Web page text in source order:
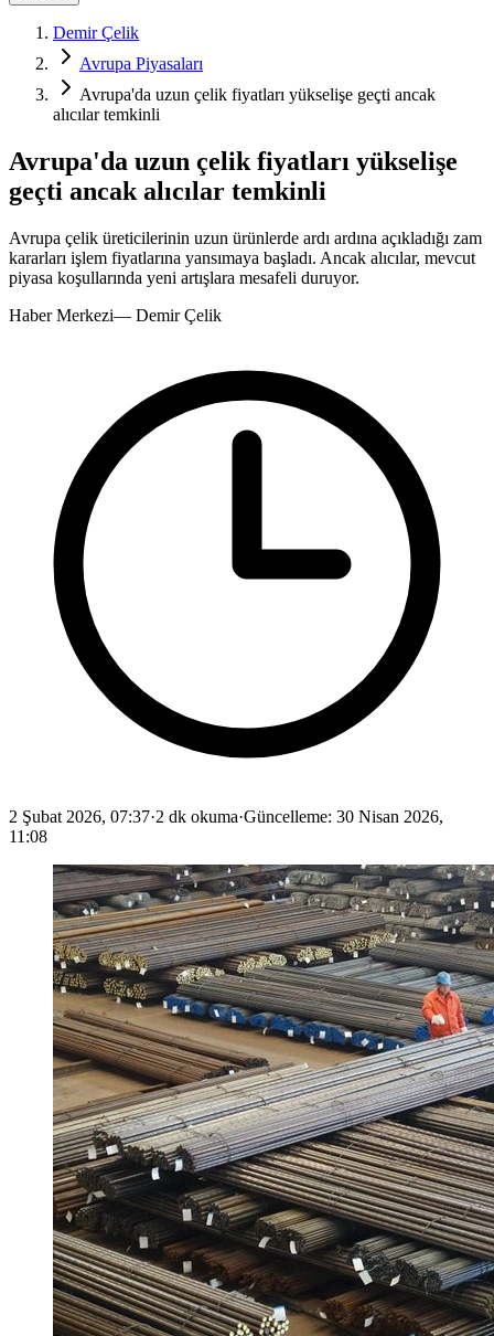
Demir Çelik
Avrupa Piyasaları
Avrupa'da uzun çelik fiyatları yükselişe geçti ancak
alıcılar temkinli
Avrupa'da uzun çelik fiyatları yükselişe
geçti ancak alıcılar temkinli
Avrupa çelik üreticilerinin uzun ürünlerde ardı ardına açıkladığı zam
kararları işlem fiyatlarına yansımaya başladı. Ancak alıcılar, mevcut
piyasa koşullarında yeni artışlara mesafeli duruyor.
Haber Merkezi— Demir Çelik
2 Şubat 2026, 07:37·2 dk okuma·Güncelleme: 30 Nisan 2026,
11:08